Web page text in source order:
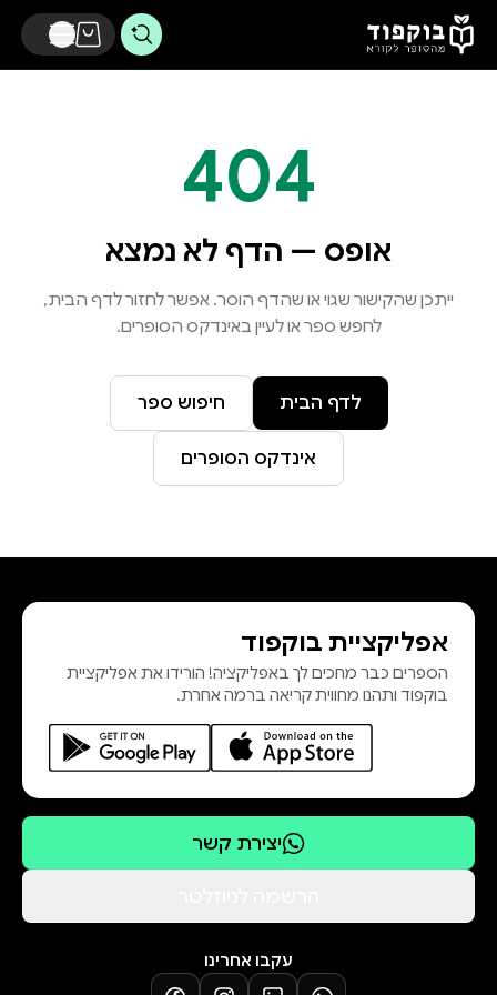
דלג לתוכן הראשי
404
אופס — הדף לא נמצא
ייתכן שהקישור שגוי או שהדף הוסר. אפשר לחזור לדף הבית,
לחפש ספר או לעיין באינדקס הסופרים.
לדף הבית חיפוש ספר
אינדקס הסופרים
אפליקציית בוקפוד
הספרים כבר מחכים לך באפליקציה! הורידו את אפליקציית
בוקפוד ותהנו מחווית קריאה ברמה אחרת.
יצירת קשר
עקבו אחרינו